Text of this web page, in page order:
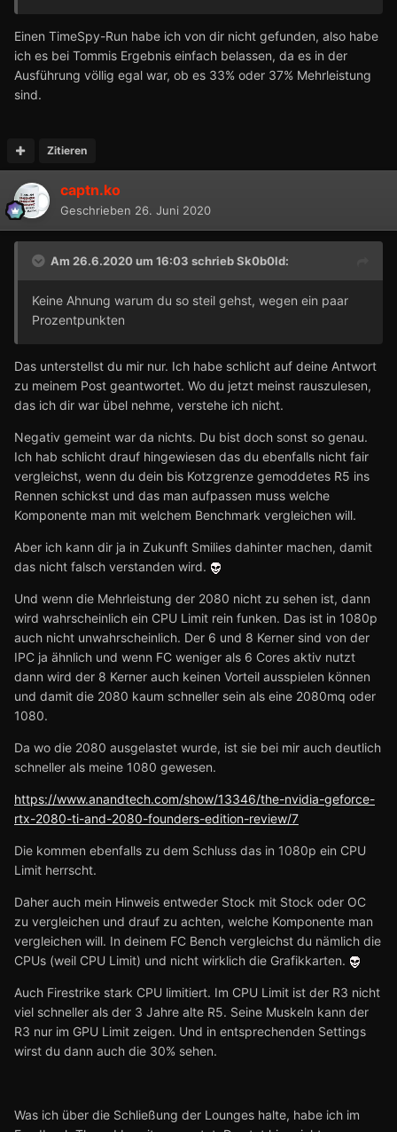
Einen TimeSpy-Run habe ich von dir nicht gefunden, also habe
ich es bei Tommis Ergebnis einfach belassen, da es in der
Ausführung völlig egal war, ob es 33% oder 37% Mehrleistung
sind.
Zitieren
captn.ko
Geschrieben 26. Juni 2020
Am 26.6.2020 um 16:03 schriebSk0b0ld:
Keine Ahnung warum du so steil gehst, wegen ein paar
Prozentpunkten
Das unterstellst du mir nur. Ich habe schlicht auf deine Antwort
zu meinem Post geantwortet. Wo du jetzt meinst rauszulesen,
das ich dir war übel nehme, verstehe ich nicht.
Negativ gemeint war da nichts. Du bist doch sonst so genau.
Ich hab schlicht drauf hingewiesen das du ebenfalls nicht fair
vergleichst, wenn du dein bis Kotzgrenze gemoddetes R5 ins
Rennen schickst und das man aufpassen muss welche
Komponente man mit welchem Benchmark vergleichen will.
Aber ich kann dir ja in Zukunft Smilies dahinter machen, damit
das nicht falsch verstanden wird.
Und wenn die Mehrleistung der 2080 nicht zu sehen ist, dann
wird wahrscheinlich ein CPU Limit rein funken. Das ist in 1080p
auch nicht unwahrscheinlich. Der 6 und 8 Kerner sind von der
IPC ja ähnlich und wenn FC weniger als 6 Cores aktiv nutzt
dann wird der 8 Kerner auch keinen Vorteil ausspielen können
und damit die 2080 kaum schneller sein als eine 2080mq oder
1080.
Da wo die 2080 ausgelastet wurde, ist sie bei mir auch deutlich
schneller als meine 1080 gewesen.
https://www.anandtech.com/show/13346/the-nvidia-geforce-
rtx-2080-ti-and-2080-founders-edition-review/7
Die kommen ebenfalls zu dem Schluss das in 1080p ein CPU
Limit herrscht.
Daher auch mein Hinweis entweder Stock mit Stock oder OC
zu vergleichen und drauf zu achten, welche Komponente man
vergleichen will. In deinem FC Bench vergleichst du nämlich die
CPUs (weil CPU Limit) und nicht wirklich die Grafikkarten.
Auch Firestrike stark CPU limitiert. Im CPU Limit ist der R3 nicht
viel schneller als der 3 Jahre alte R5. Seine Muskeln kann der
R3 nur im GPU Limit zeigen. Und in entsprechenden Settings
wirst du dann auch die 30% sehen.
Was ich über die Schließung der Lounges halte, habe ich im